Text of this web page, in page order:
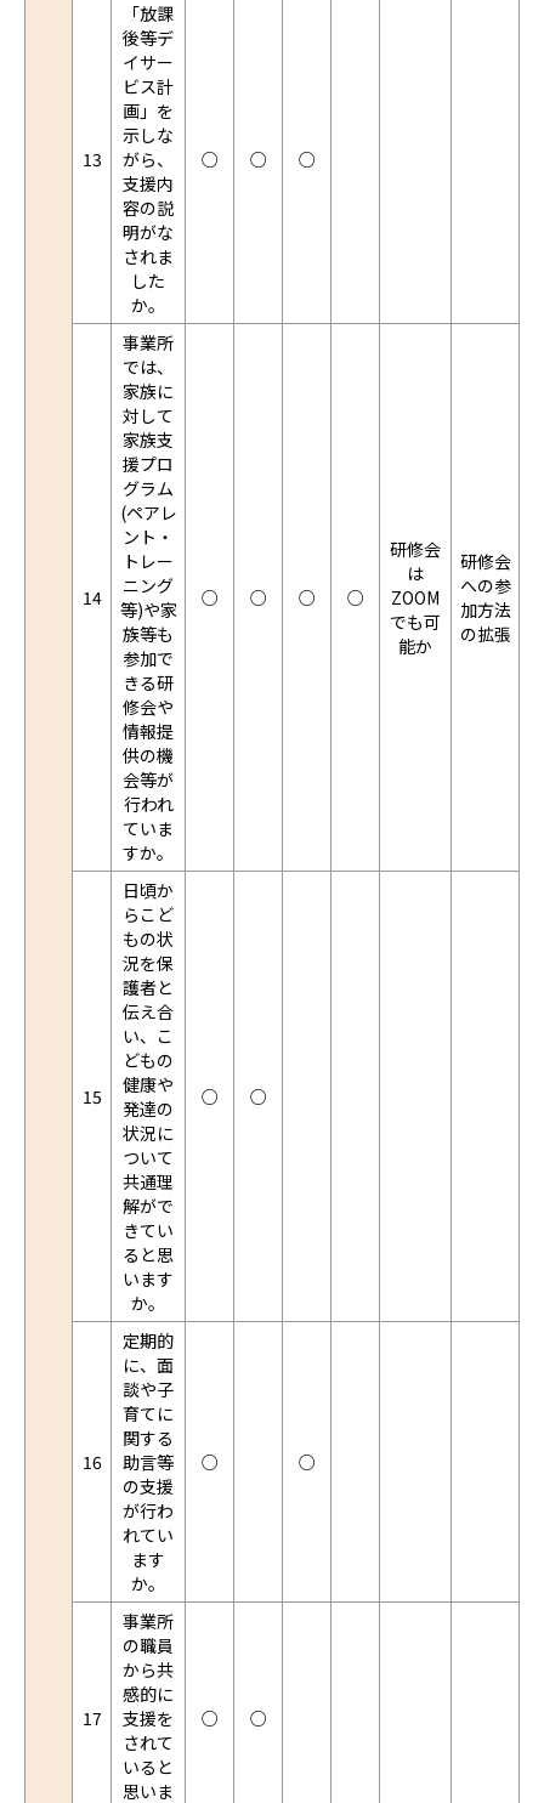
13
「放課
後等デ
イサー
ビス計
画」を
示しな
がら、
支援内
容の説
明がな
されま
した
か。
○ ○ ○
14
事業所
では、
家族に
対して
家族支
援プロ
グラム
(ペアレ
ント・
トレー
ニング
等)や家
族等も
参加で
きる研
修会や
情報提
供の機
会等が
行われ
ていま
すか。
○ ○ ○ ○
研修会
は
ZOOM
でも可
能か
研修会
への参
加方法
の拡張
15
日頃か
らこど
もの状
況を保
護者と
伝え合
い、こ
どもの
健康や
発達の
状況に
ついて
共通理
解がで
きてい
ると思
います
か。
○ ○
16
定期的
に、面
談や子
育てに
関する
助言等
の支援
が行わ
れてい
ます
か。
○ ○
17
事業所
の職員
から共
感的に
支援を
されて
いると
思いま
○ ○